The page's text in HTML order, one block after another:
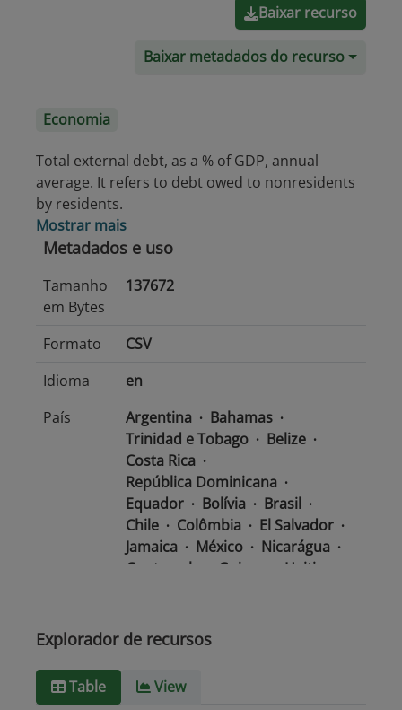
Baixar recurso
Baixar metadados do recurso
Economia
Total external debt, as a % of GDP, annual
average. It refers to debt owed to nonresidents
by residents.
Mostrar mais
Metadados e uso
Tamanho
em Bytes
137672
Formato
CSV
Idioma
en
País
Argentina
Bahamas
Trinidad e Tobago
Belize
Costa Rica
República Dominicana
Equador
Bolívia
Brasil
Chile
Colômbia
El Salvador
Jamaica
México
Nicarágua
Guatemala
Guiana
Haiti
Paraguai
Peru
Tipo de
Mídia
Explorador de recursos
Table View